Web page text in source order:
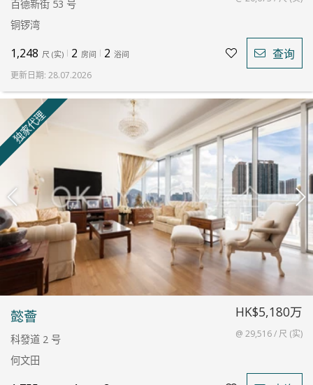
百德新街 53 号
铜锣湾
1,248 尺 (实) 2 房间 2 浴间 查询
更新日期: 28.07.2026
懿薈
科發道 2 号
何文田
HK$5,180万
@ 29,516 / 尺 (实)
独家代理